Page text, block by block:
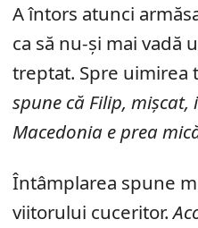
A întors atunci
ca să nu-și mai vadă
treptat. Spre uimirea
spune că Filip,
Macedonia e prea
Întâmplarea spune
viitorului cuceritor.